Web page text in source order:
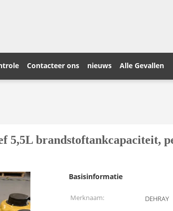
Contacteer ons nieuws Alle Gevallen
5,5L brandstoftankcapaciteit,
Basisinformatie
Merknaam:
DEHRAY